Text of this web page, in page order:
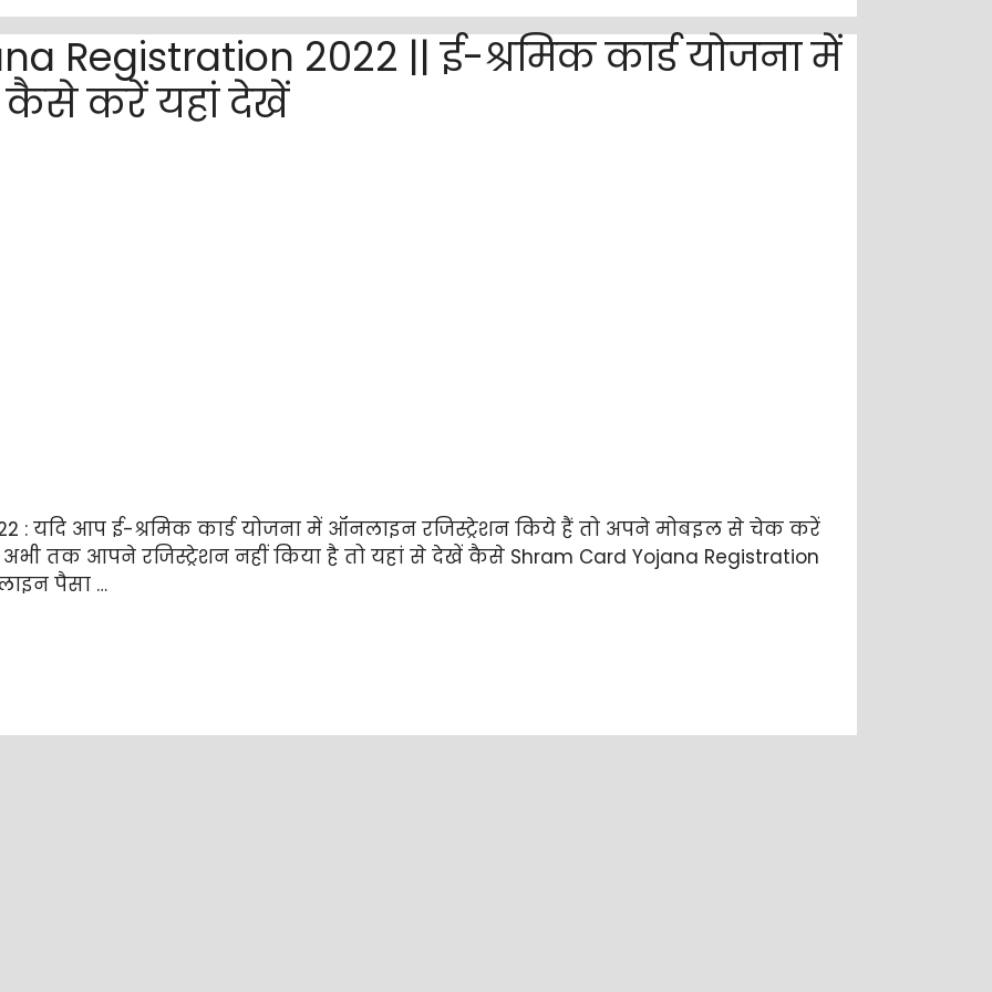
Registration 2022 || ई-श्रमिक कार्ड योजना में
कैसे करें यहां देखें
: यदि आप ई-श्रमिक कार्ड योजना में ऑनलाइन रजिस्ट्रेशन किये हैं तो अपने मोबइल से चेक करें
तक आपने रजिस्ट्रेशन नहीं किया है तो यहां से देखें कैसे Shram Card Yojana Registration
पैसा …